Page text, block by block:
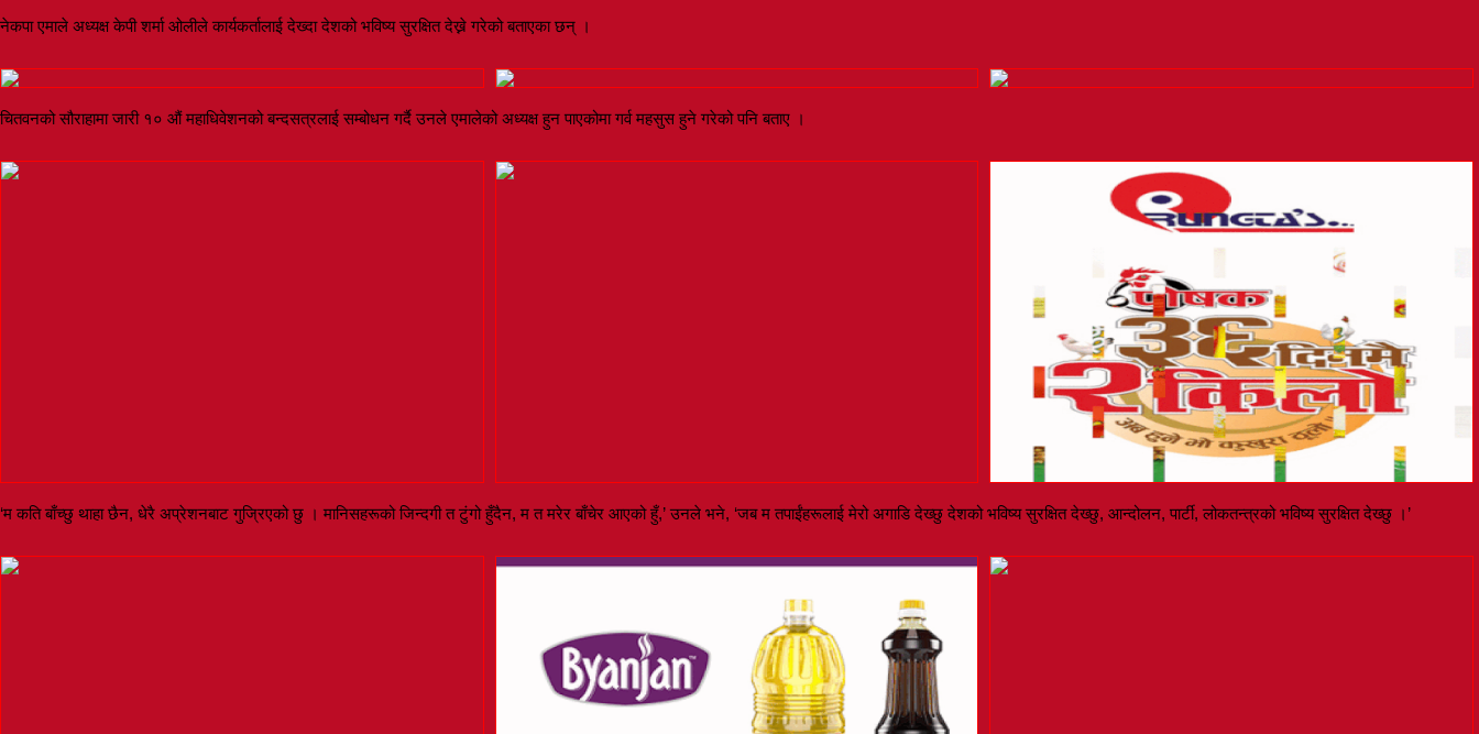
नेकपा एमाले अध्यक्ष केपी शर्मा ओलीले कार्यकर्तालाई देख्दा देशको भविष्य सुरक्षित देख्ने गरेको बताएका छन् ।
चितवनको सौराहामा जारी १० औं महाधिवेशनको बन्दसत्रलाई सम्बोधन गर्दै उनले एमालेको अध्यक्ष हुन पाएकोमा गर्व महसुस हुने गरेको पनि बताए ।
‘म कति बाँच्छु थाहा छैन, धेरै अप्रेशनबाट गुज्रिएको छु । मानिसहरूको जिन्दगी त टुंगो हुँदैन, म त मरेर बाँचेर आएको हुँ,’ उनले भने, ‘जब म तपाईंहरूलाई मेरो अगाडि देख्छु देशको भविष्य सुरक्षित देख्छु, आन्दोलन, पार्टी, लोकतन्त्रको भविष्य सुरक्षित देख्छु ।’